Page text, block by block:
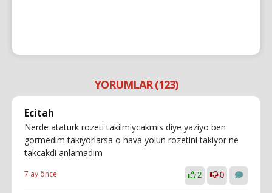
YORUMLAR (123)
Ecitah
Nerde ataturk rozeti takilmiycakmis diye yaziyo ben
gormedim takıyorlarsa o hava yolun rozetini takiyor ne
takcakdi anlamadim
7 ay önce 2 0